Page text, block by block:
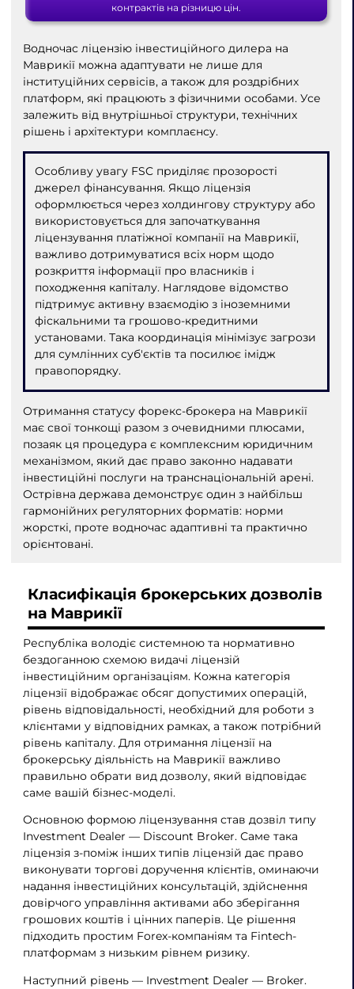
контрактів на різницю цін.
Водночас ліцензію інвестиційного дилера на
Маврикії можна адаптувати не лише для
інституційних сервісів, а також для роздрібних
платформ, які працюють з фізичними особами. Усе
залежить від внутрішньої структури, технічних
рішень і архітектури комплаєнсу.
Особливу увагу FSC приділяє прозорості
джерел фінансування. Якщо ліцензія
оформлюється через холдингову структуру або
використовується для започаткування
ліцензування платіжної компанії на Маврикії,
важливо дотримуватися всіх норм щодо
розкриття інформації про власників і
походження капіталу. Наглядове відомство
підтримує активну взаємодію з іноземними
фіскальними та грошово-кредитними
установами. Така координація мінімізує загрози
для сумлінних суб'єктів та посилює імідж
правопорядку.
Отримання статусу форекс-брокера на Маврикії
має свої тонкощі разом з очевидними плюсами,
позаяк ця процедура є комплексним юридичним
механізмом, який дає право законно надавати
інвестиційні послуги на транснаціональній арені.
Острівна держава демонструє один з найбільш
гармонійних регуляторних форматів: норми
жорсткі, проте водночас адаптивні та практично
орієнтовані.
Класифікація брокерських дозволів
на Маврикії
Республіка володіє системною та нормативно
бездоганною схемою видачі ліцензій
інвестиційним організаціям. Кожна категорія
ліцензії відображає обсяг допустимих операцій,
рівень відповідальності, необхідний для роботи з
клієнтами у відповідних рамках, а також потрібний
рівень капіталу. Для отримання ліцензії на
брокерську діяльність на Маврикії важливо
правильно обрати вид дозволу, який відповідає
саме вашій бізнес-моделі.
Основною формою ліцензування став дозвіл типу
Investment Dealer — Discount Broker. Саме така
ліцензія з-поміж інших типів ліцензій дає право
виконувати торгові доручення клієнтів, оминаючи
надання інвестиційних консультацій, здійснення
довірчого управління активами або зберігання
грошових коштів і цінних паперів. Це рішення
підходить простим Forex-компаніям та Fintech-
платформам з низьким рівнем ризику.
Наступний рівень — Investment Dealer — Broker.